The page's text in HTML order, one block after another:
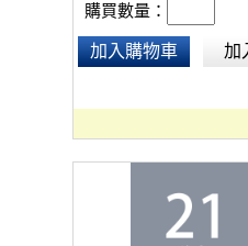
購買數量：
加入購物車 加